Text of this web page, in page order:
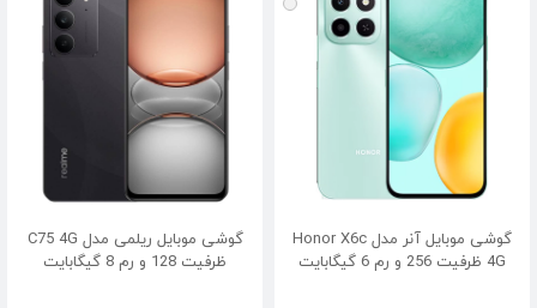
گوشی موبایل آنر مدل Honor X6c
4G ظرفیت 256 و رم 6 گیگابایت
گوشی موبایل ریلمی مدل C75 4G
ظرفیت 128 و رم 8 گیگابایت